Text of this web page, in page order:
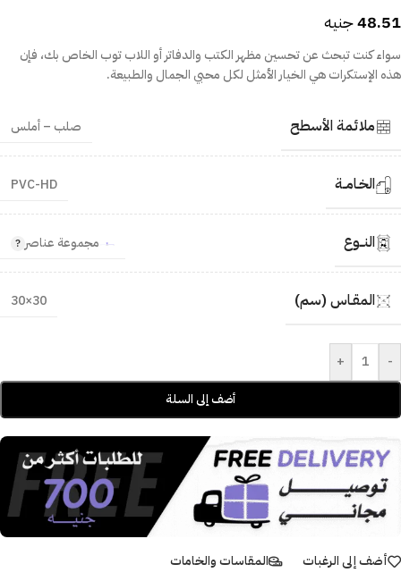
48.51جنيه
سواء كنت تبحث عن تحسين مظهر الكتب والدفاتر أو اللاب توب الخاص بك، فإن
هذه الإستكرات هي الخيار الأمثل لكل محبي الجمال والطبيعة.
ملائمة الأسطح صلب – أملس
الخـامــة PVC-HD
النــوع مجموعة عناصر
المقـاس (سم) 30×30
-
+
أضف إلى السلة
أضف إلى الرغبات المقاسات والخامات